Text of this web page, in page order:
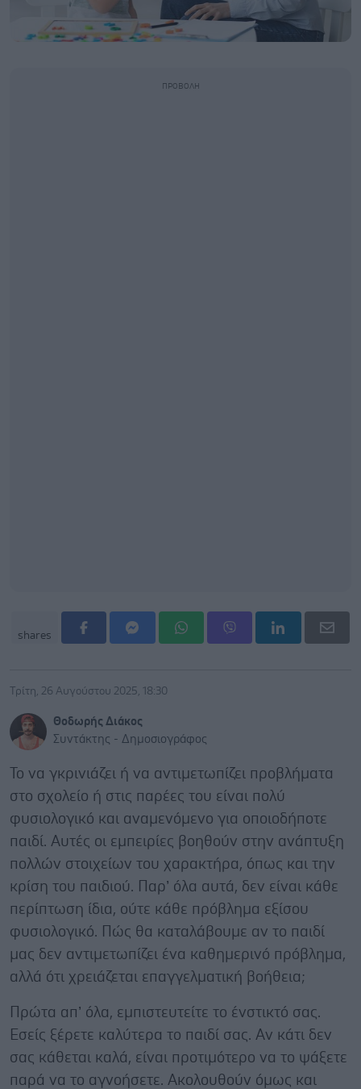
shares
Τρίτη, 26 Αυγούστου 2025, 18:30
Θοδωρής Διάκος
Συντάκτης - Δημοσιογράφος
Το να γκρινιάζει ή να αντιμετωπίζει προβλήματα
στο σχολείο ή στις παρέες του είναι πολύ
φυσιολογικό και αναμενόμενο για οποιοδήποτε
παιδί. Αυτές οι εμπειρίες βοηθούν στην ανάπτυξη
πολλών στοιχείων του χαρακτήρα, όπως και την
κρίση του παιδιού. Παρ’ όλα αυτά, δεν είναι κάθε
περίπτωση ίδια, ούτε κάθε πρόβλημα εξίσου
φυσιολογικό. Πώς θα καταλάβουμε αν το παιδί
μας δεν αντιμετωπίζει ένα καθημερινό πρόβλημα,
αλλά ότι χρειάζεται επαγγελματική βοήθεια;
Πρώτα απ’ όλα, εμπιστευτείτε το ένστικτό σας.
Εσείς ξέρετε καλύτερα το παιδί σας. Αν κάτι δεν
σας κάθεται καλά, είναι προτιμότερο να το ψάξετε
παρά να το αγνοήσετε. Ακολουθούν όμως και